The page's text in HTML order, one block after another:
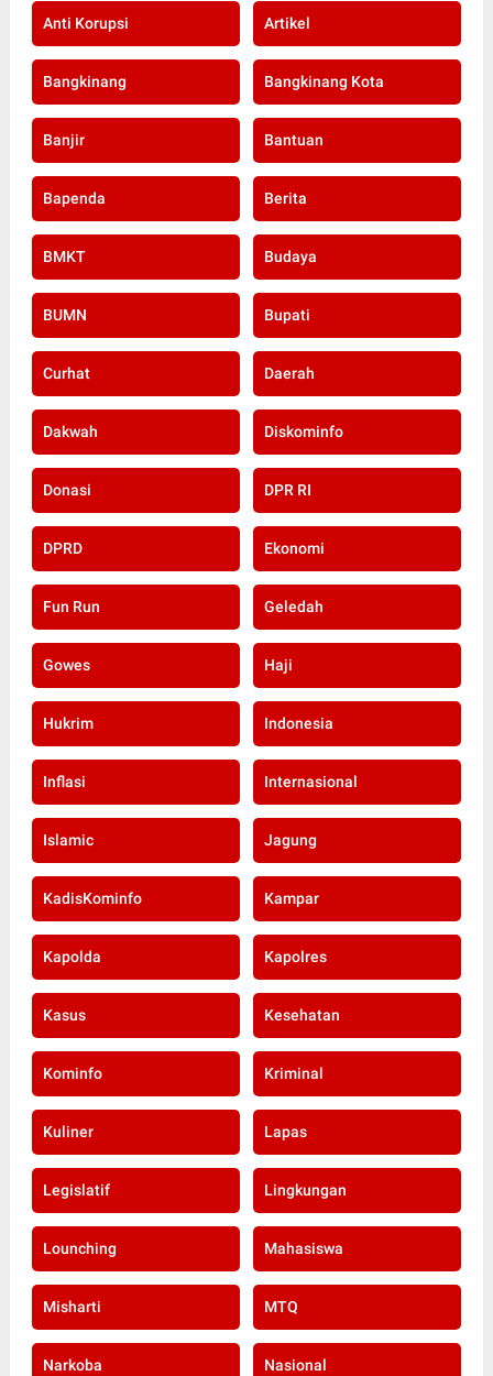
Anti Korupsi Artikel
Bangkinang Bangkinang Kota
Banjir Bantuan
Bapenda Berita
BMKT Budaya
BUMN Bupati
Curhat Daerah
Dakwah Diskominfo
Donasi DPR RI
DPRD Ekonomi
Fun Run Geledah
Gowes Haji
Hukrim Indonesia
Inflasi Internasional
Islamic Jagung
KadisKominfo Kampar
Kapolda Kapolres
Kasus Kesehatan
Kominfo Kriminal
Kuliner Lapas
Legislatif Lingkungan
Lounching Mahasiswa
Misharti MTQ
Narkoba Nasional